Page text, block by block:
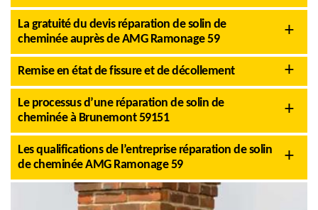
La gratuité du devis réparation de solin de
cheminée auprès de AMG Ramonage 59
Remise en état de fissure et de décollement
Le processus d’une réparation de solin de
cheminée à Brunemont 59151
Les qualifications de l’entreprise réparation de solin
de cheminée AMG Ramonage 59